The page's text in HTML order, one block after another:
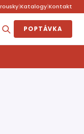
|Katalogy|Kontakt
POPTÁVKA